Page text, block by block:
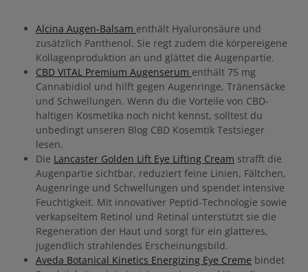
Alcina Augen-Balsam enthält Hyaluronsäure und
zusätzlich Panthenol. Sie regt zudem die körpereigene
Kollagenproduktion an und glättet die Augenpartie.
CBD VITAL Premium Augenserum enthält 75 mg
Cannabidiol und hilft gegen Augenringe, Tränensäcke
und Schwellungen. Wenn du die Vorteile von CBD-
haltigen Kosmetika noch nicht kennst, solltest du
unbedingt unseren Blog CBD Kosemtik Testsieger
lesen.
Die Lancaster Golden Lift Eye Lifting Cream strafft die
Augenpartie sichtbar, reduziert feine Linien, Fältchen,
Augenringe und Schwellungen und spendet intensive
Feuchtigkeit. Mit innovativer Peptid-Technologie sowie
verkapseltem Retinol und Retinal unterstützt sie die
Regeneration der Haut und sorgt für ein glatteres,
jugendlich strahlendes Erscheinungsbild.
Aveda Botanical Kinetics Energizing Eye Creme bindet